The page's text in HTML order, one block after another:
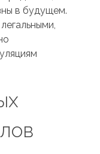
в будущем.